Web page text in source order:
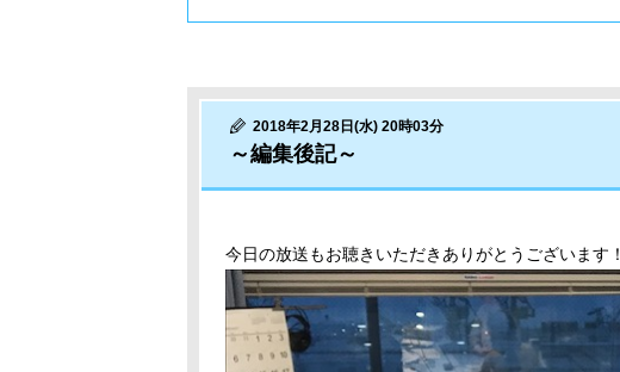
2018年2月28日(水) 20時03分
～編集後記～
今日の放送もお聴きいただきありがとうございます！